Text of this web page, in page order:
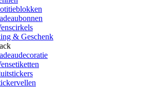
& Geschenk